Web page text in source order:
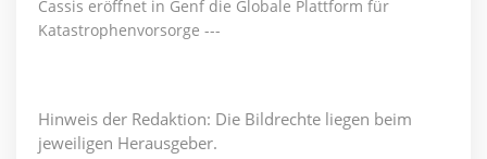
Cassis eröffnet in Genf die Globale Plattform für
Katastrophenvorsorge ---
Hinweis der Redaktion: Die Bildrechte liegen beim
jeweiligen Herausgeber.